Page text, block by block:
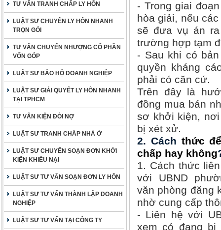
TƯ VẤN TRANH CHẤP LY HÔN
LUẬT SƯ CHUYÊN LY HÔN NHANH
TRỌN GÓI
TƯ VẤN CHUYỂN NHƯỢNG CỔ PHẦN
VỐN GÓP
LUẬT SƯ BẢO HỘ DOANH NGHIỆP
LUẬT SƯ GIẢI QUYẾT LY HÔN NHANH
TẠI TPHCM
TƯ VẤN KIỆN ĐÒI NỢ
LUẬT SƯ TRANH CHẤP NHÀ Ở
LUẬT SƯ CHUYÊN SOẠN ĐƠN KHỞI
KIỆN KHIẾU NẠI
LUẬT SƯ TƯ VẤN SOẠN ĐƠN LY HÔN
LUẬT SƯ TƯ VẤN THÀNH LẬP DOANH
NGHIỆP
LUẬT SƯ TƯ VẤN TẠI CÔNG TY
- Trong giai
hòa giải, nếu
sẽ đưa vụ án
trường hợp tạm
- Sau khi có
quyền kháng
phải có căn cứ.
Trên đây là
đồng mua bán
sơ khởi kiện,
bị xét xử.
2. Cách thức
chấp hay không
1. Cách thức
với UBND
văn phòng đăng
nhờ cung cấp
- Liên hệ với
xem có đang bị